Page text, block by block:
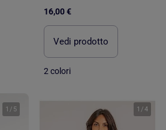
16,00 €
Vedi prodotto
2 colori
1 / 5 1 /4